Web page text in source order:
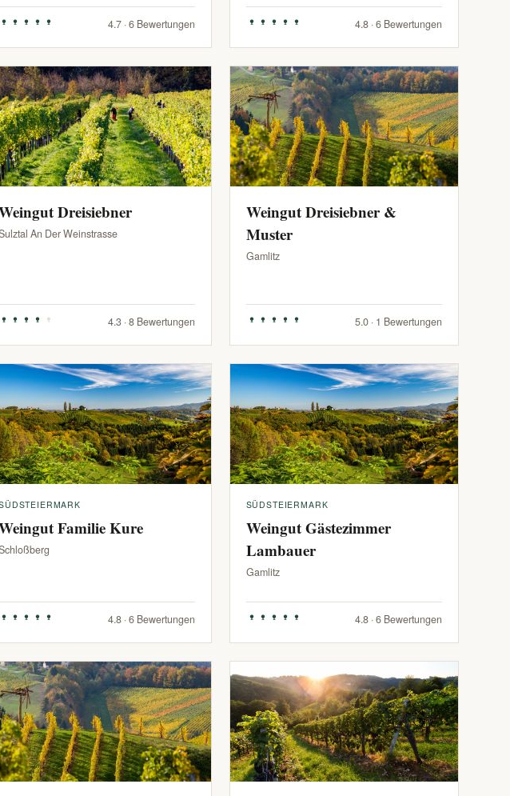
4.7 · 6 Bewertungen 4.8 · 6 Bewertungen
Dreisiebner
An Der Weinstrasse
4.3 · 8 Bewertungen
Weingut Dreisiebner &
Muster
Gamlitz
5.0 · 1 Bewertungen
Familie Kure
4.8 · 6 Bewertungen
SÜDSTEIERMARK
Weingut Gästezimmer
Lambauer
Gamlitz
4.8 · 6 Bewertungen